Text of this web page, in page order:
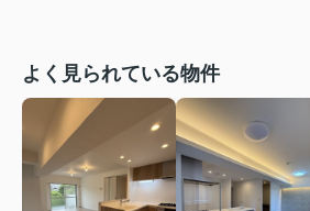
よく見られている物件